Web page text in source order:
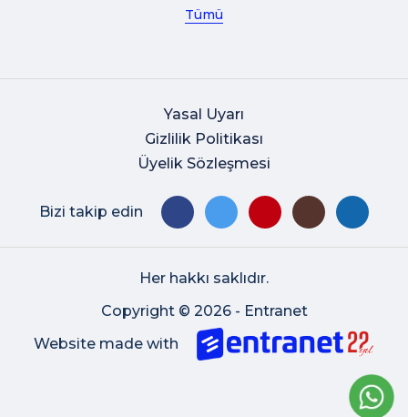
Tümü
Yasal Uyarı
Gizlilik Politikası
Üyelik Sözleşmesi
Bizi takip edin
Her hakkı saklıdır.
Copyright © 2026 - Entranet
Website made with